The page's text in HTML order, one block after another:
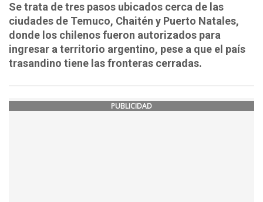
Se trata de tres pasos ubicados cerca de las
ciudades de Temuco, Chaitén y Puerto Natales,
donde los chilenos fueron autorizados para
ingresar a territorio argentino, pese a que el país
trasandino tiene las fronteras cerradas.
PUBLICIDAD